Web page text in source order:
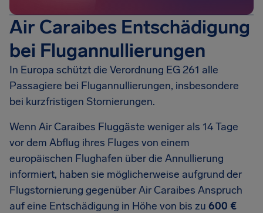
Air Caraibes Entschädigung
bei Flugannullierungen
In Europa schützt die Verordnung EG 261 alle
Passagiere bei Flugannullierungen, insbesondere
bei kurzfristigen Stornierungen.
Wenn Air Caraibes Fluggäste weniger als 14 Tage
vor dem Abflug ihres Fluges von einem
europäischen Flughafen über die Annullierung
informiert, haben sie möglicherweise aufgrund der
Flugstornierung gegenüber Air Caraibes Anspruch
auf eine Entschädigung in Höhe von bis zu 600 €